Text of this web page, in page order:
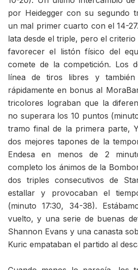
por Heidegger con su segundo
un mal primer cuarto con el 14-
lata desde el triple, pero el
favorecer el listón físico del
comete de la competición. Los
línea de tiros libres y también
rápidamente en bonus al
tricolores lograban que la
no superara los 10 puntos
tramo final de la primera parte,
dos mejores tapones de la
Endesa en menos de 2
completo los ánimos de la
dos triples consecutivos de
estallar y provocaban el
(minuto 17:30, 34-38).
vuelto, y una serie de buenas
Shannon Evans y una canasta
Kuric empataban el partido al